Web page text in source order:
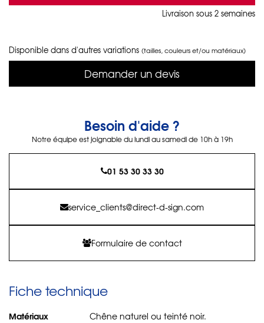
Livraison sous 2 semaines
Disponible dans d'autres variations (tailles, couleurs et/ou matériaux)
Demander un devis
Besoin d'aide ?
Notre équipe est joignable du lundi au samedi de 10h à 19h
01 53 30 33 30
service_clients@direct-d-sign.com
Formulaire de contact
Fiche technique
Matériaux Chêne naturel ou teinté noir.